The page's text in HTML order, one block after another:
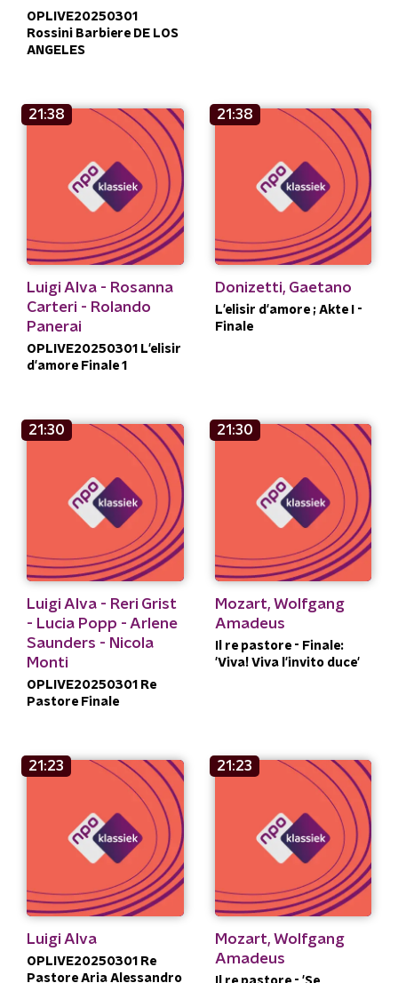
OPLIVE20250301
Rossini Barbiere DE LOS
ANGELES
21:38
Luigi Alva - Rosanna
Carteri - Rolando
Panerai
OPLIVE20250301 L'elisir
d'amore Finale 1
21:38
Donizetti, Gaetano
L'elisir d'amore ; Akte I -
Finale
21:30
Luigi Alva - Reri Grist
- Lucia Popp - Arlene
Saunders - Nicola
Monti
OPLIVE20250301 Re
Pastore Finale
21:30
Mozart, Wolfgang
Amadeus
Il re pastore - Finale:
'Viva! Viva l'invito duce'
21:23
Luigi Alva
OPLIVE20250301 Re
Pastore Aria Alessandro
21:23
Mozart, Wolfgang
Amadeus